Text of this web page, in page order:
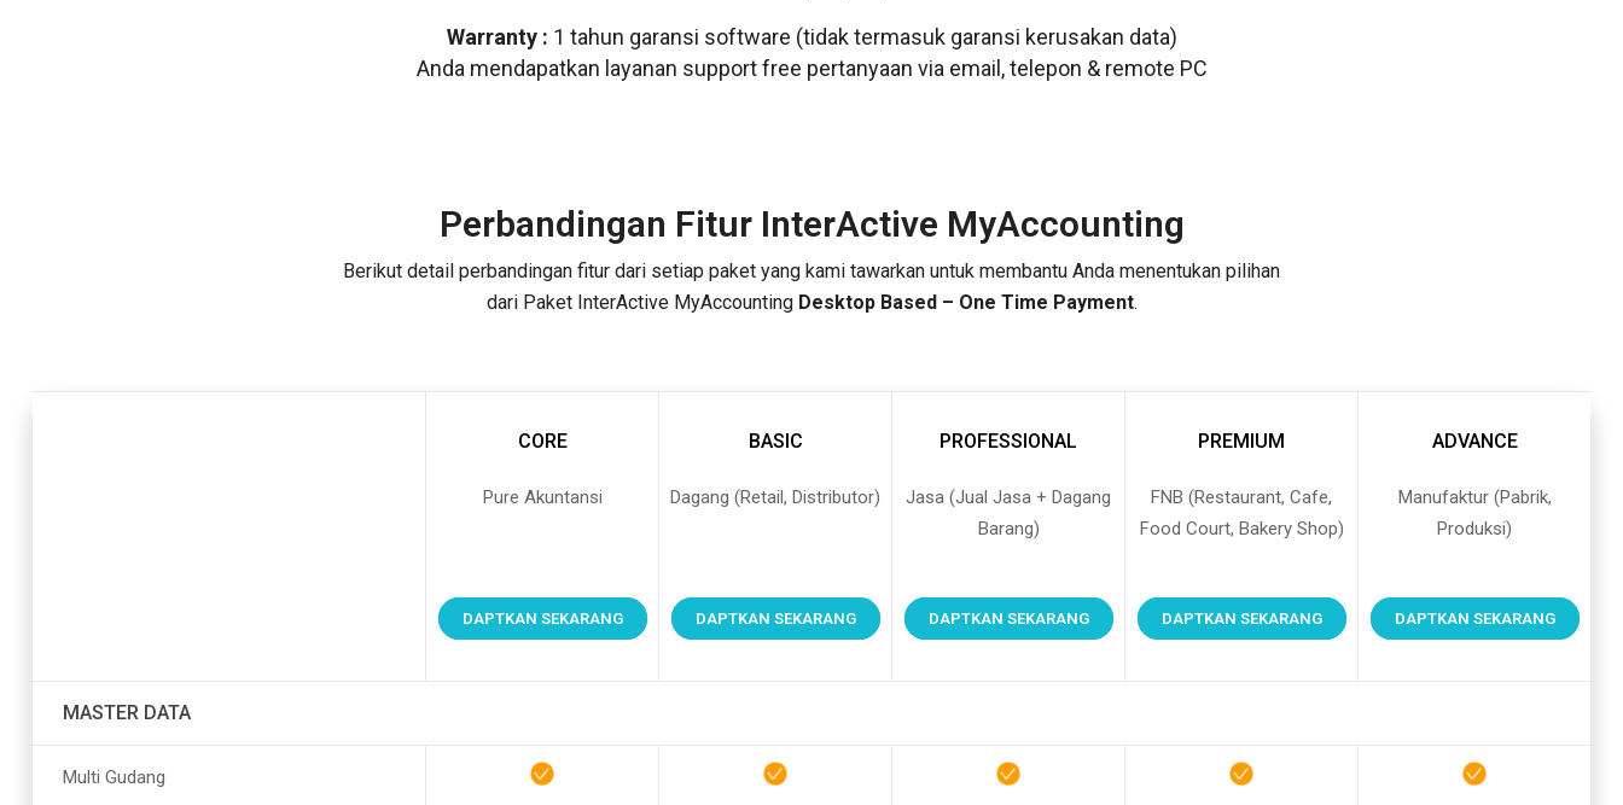
Warranty : 1 tahun garansi software (tidak termasuk garansi kerusakan data)
Anda mendapatkan layanan support free pertanyaan via email, telepon & remote PC
Perbandingan Fitur InterActive MyAccounting
Berikut detail perbandingan fitur dari setiap paket yang kami tawarkan untuk membantu Anda menentukan pilihan
dari Paket InterActive MyAccountingDesktop Based – One Time Payment.
CORE
Pure Akuntansi
DAPTKAN SEKARANG
BASIC
Dagang (Retail, Distributor)
DAPTKAN SEKARANG
PROFESSIONAL
Jasa (Jual Jasa + Dagang
Barang)
DAPTKAN SEKARANG
PREMIUM
FNB (Restaurant, Cafe,
Food Court, Bakery Shop)
DAPTKAN SEKARANG
ADVANCE
Manufaktur (Pabrik,
Produksi)
DAPTKAN SEKARANG
MASTER DATA
Multi Gudang